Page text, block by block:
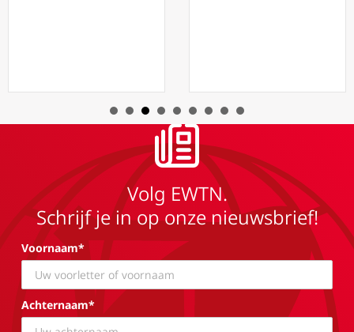
Volg EWTN.
Schrijf je in op onze nieuwsbrief!
Voornaam*
Achternaam*